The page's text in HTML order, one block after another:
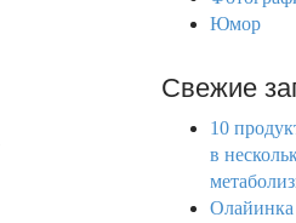
Юмор
Свежие
10
в